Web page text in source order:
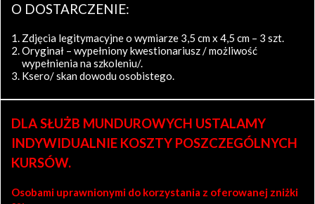
O DOSTARCZENIE:
Zdjęcia legitymacyjne o wymiarze 3,5 cm x 4,5 cm – 3 szt.
Oryginał – wypełniony kwestionariusz / możliwość
wypełnienia na szkoleniu/.
Ksero/ skan dowodu osobistego.
DLA SŁUŻB MUNDUROWYCH USTALAMY
INDYWIDUALNIE KOSZTY POSZCZEGÓLNYCH
KURSÓW.
Osobami uprawnionymi do korzystania z oferowanej zniżki